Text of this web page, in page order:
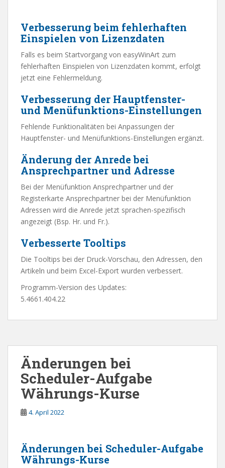
Verbesserung beim fehlerhaften
Einspielen von Lizenzdaten
Falls es beim Startvorgang von easyWinArt zum
fehlerhaften Einspielen von Lizenzdaten kommt, erfolgt
jetzt eine Fehlermeldung.
Verbesserung der Hauptfenster-
und Menüfunktions-Einstellungen
Fehlende Funktionalitäten bei Anpassungen der
Hauptfenster- und Menüfunktions-Einstellungen ergänzt.
Änderung der Anrede bei
Ansprechpartner und Adresse
Bei der Menüfunktion Ansprechpartner und der
Registerkarte Ansprechpartner bei der Menüfunktion
Adressen wird die Anrede jetzt sprachen-spezifisch
angezeigt (Bsp. Hr. und Fr.).
Verbesserte Tooltips
Die Tooltips bei der Druck-Vorschau, den Adressen, den
Artikeln und beim Excel-Export wurden verbessert.
Programm-Version des Updates:
5.4661.404.22
Änderungen bei
Scheduler-Aufgabe
Währungs-Kurse
4. April 2022
Änderungen bei Scheduler-Aufgabe
Währungs-Kurse